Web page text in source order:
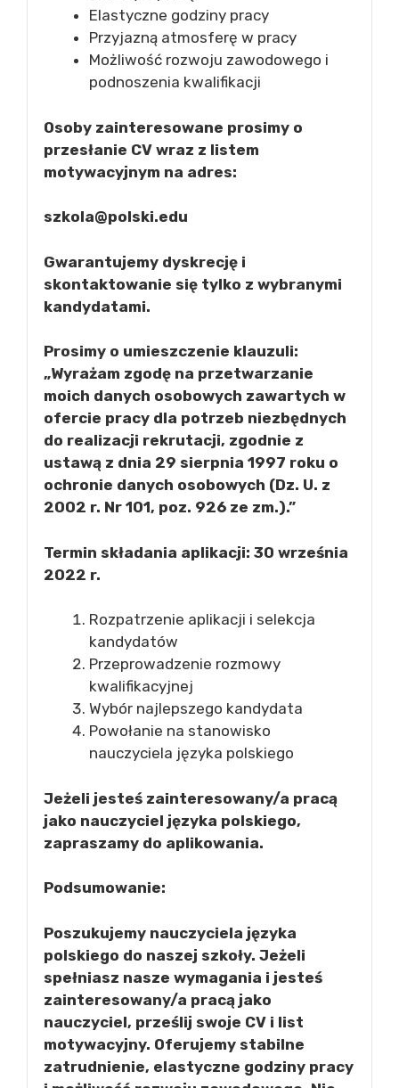
Elastyczne godziny pracy
Przyjazną atmosferę w pracy
Możliwość rozwoju zawodowego i
podnoszenia kwalifikacji
Osoby zainteresowane prosimy o
przesłanie CV wraz z listem
motywacyjnym na adres:
szkola@polski.edu
Gwarantujemy dyskrecję i
skontaktowanie się tylko z wybranymi
kandydatami.
Prosimy o umieszczenie klauzuli:
„Wyrażam zgodę na przetwarzanie
moich danych osobowych zawartych w
ofercie pracy dla potrzeb niezbędnych
do realizacji rekrutacji, zgodnie z
ustawą z dnia 29 sierpnia 1997 roku o
ochronie danych osobowych (Dz. U. z
2002 r. Nr 101, poz. 926 ze zm.).”
Termin składania aplikacji: 30 września
2022 r.
Rozpatrzenie aplikacji i selekcja
kandydatów
Przeprowadzenie rozmowy
kwalifikacyjnej
Wybór najlepszego kandydata
Powołanie na stanowisko
nauczyciela języka polskiego
Jeżeli jesteś zainteresowany/a pracą
jako nauczyciel języka polskiego,
zapraszamy do aplikowania.
Podsumowanie:
Poszukujemy nauczyciela języka
polskiego do naszej szkoły. Jeżeli
spełniasz nasze wymagania i jesteś
zainteresowany/a pracą jako
nauczyciel, prześlij swoje CV i list
motywacyjny. Oferujemy stabilne
zatrudnienie, elastyczne godziny pracy